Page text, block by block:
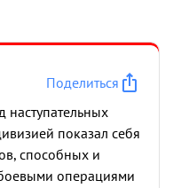
Поделиться
показал себя
способных и
операциями